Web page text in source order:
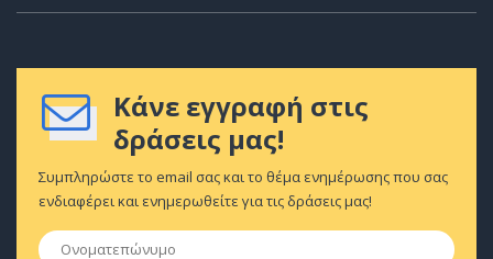
Κάνε εγγραφή στις
δράσεις μας!
Συμπληρώστε το email σας και το θέμα ενημέρωσης που σας
ενδιαφέρει και ενημερωθείτε για τις δράσεις μας!
Ονοματεπώνυμο